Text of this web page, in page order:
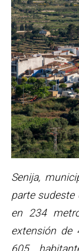
Senija,
parte sudeste
en 234
extensión de